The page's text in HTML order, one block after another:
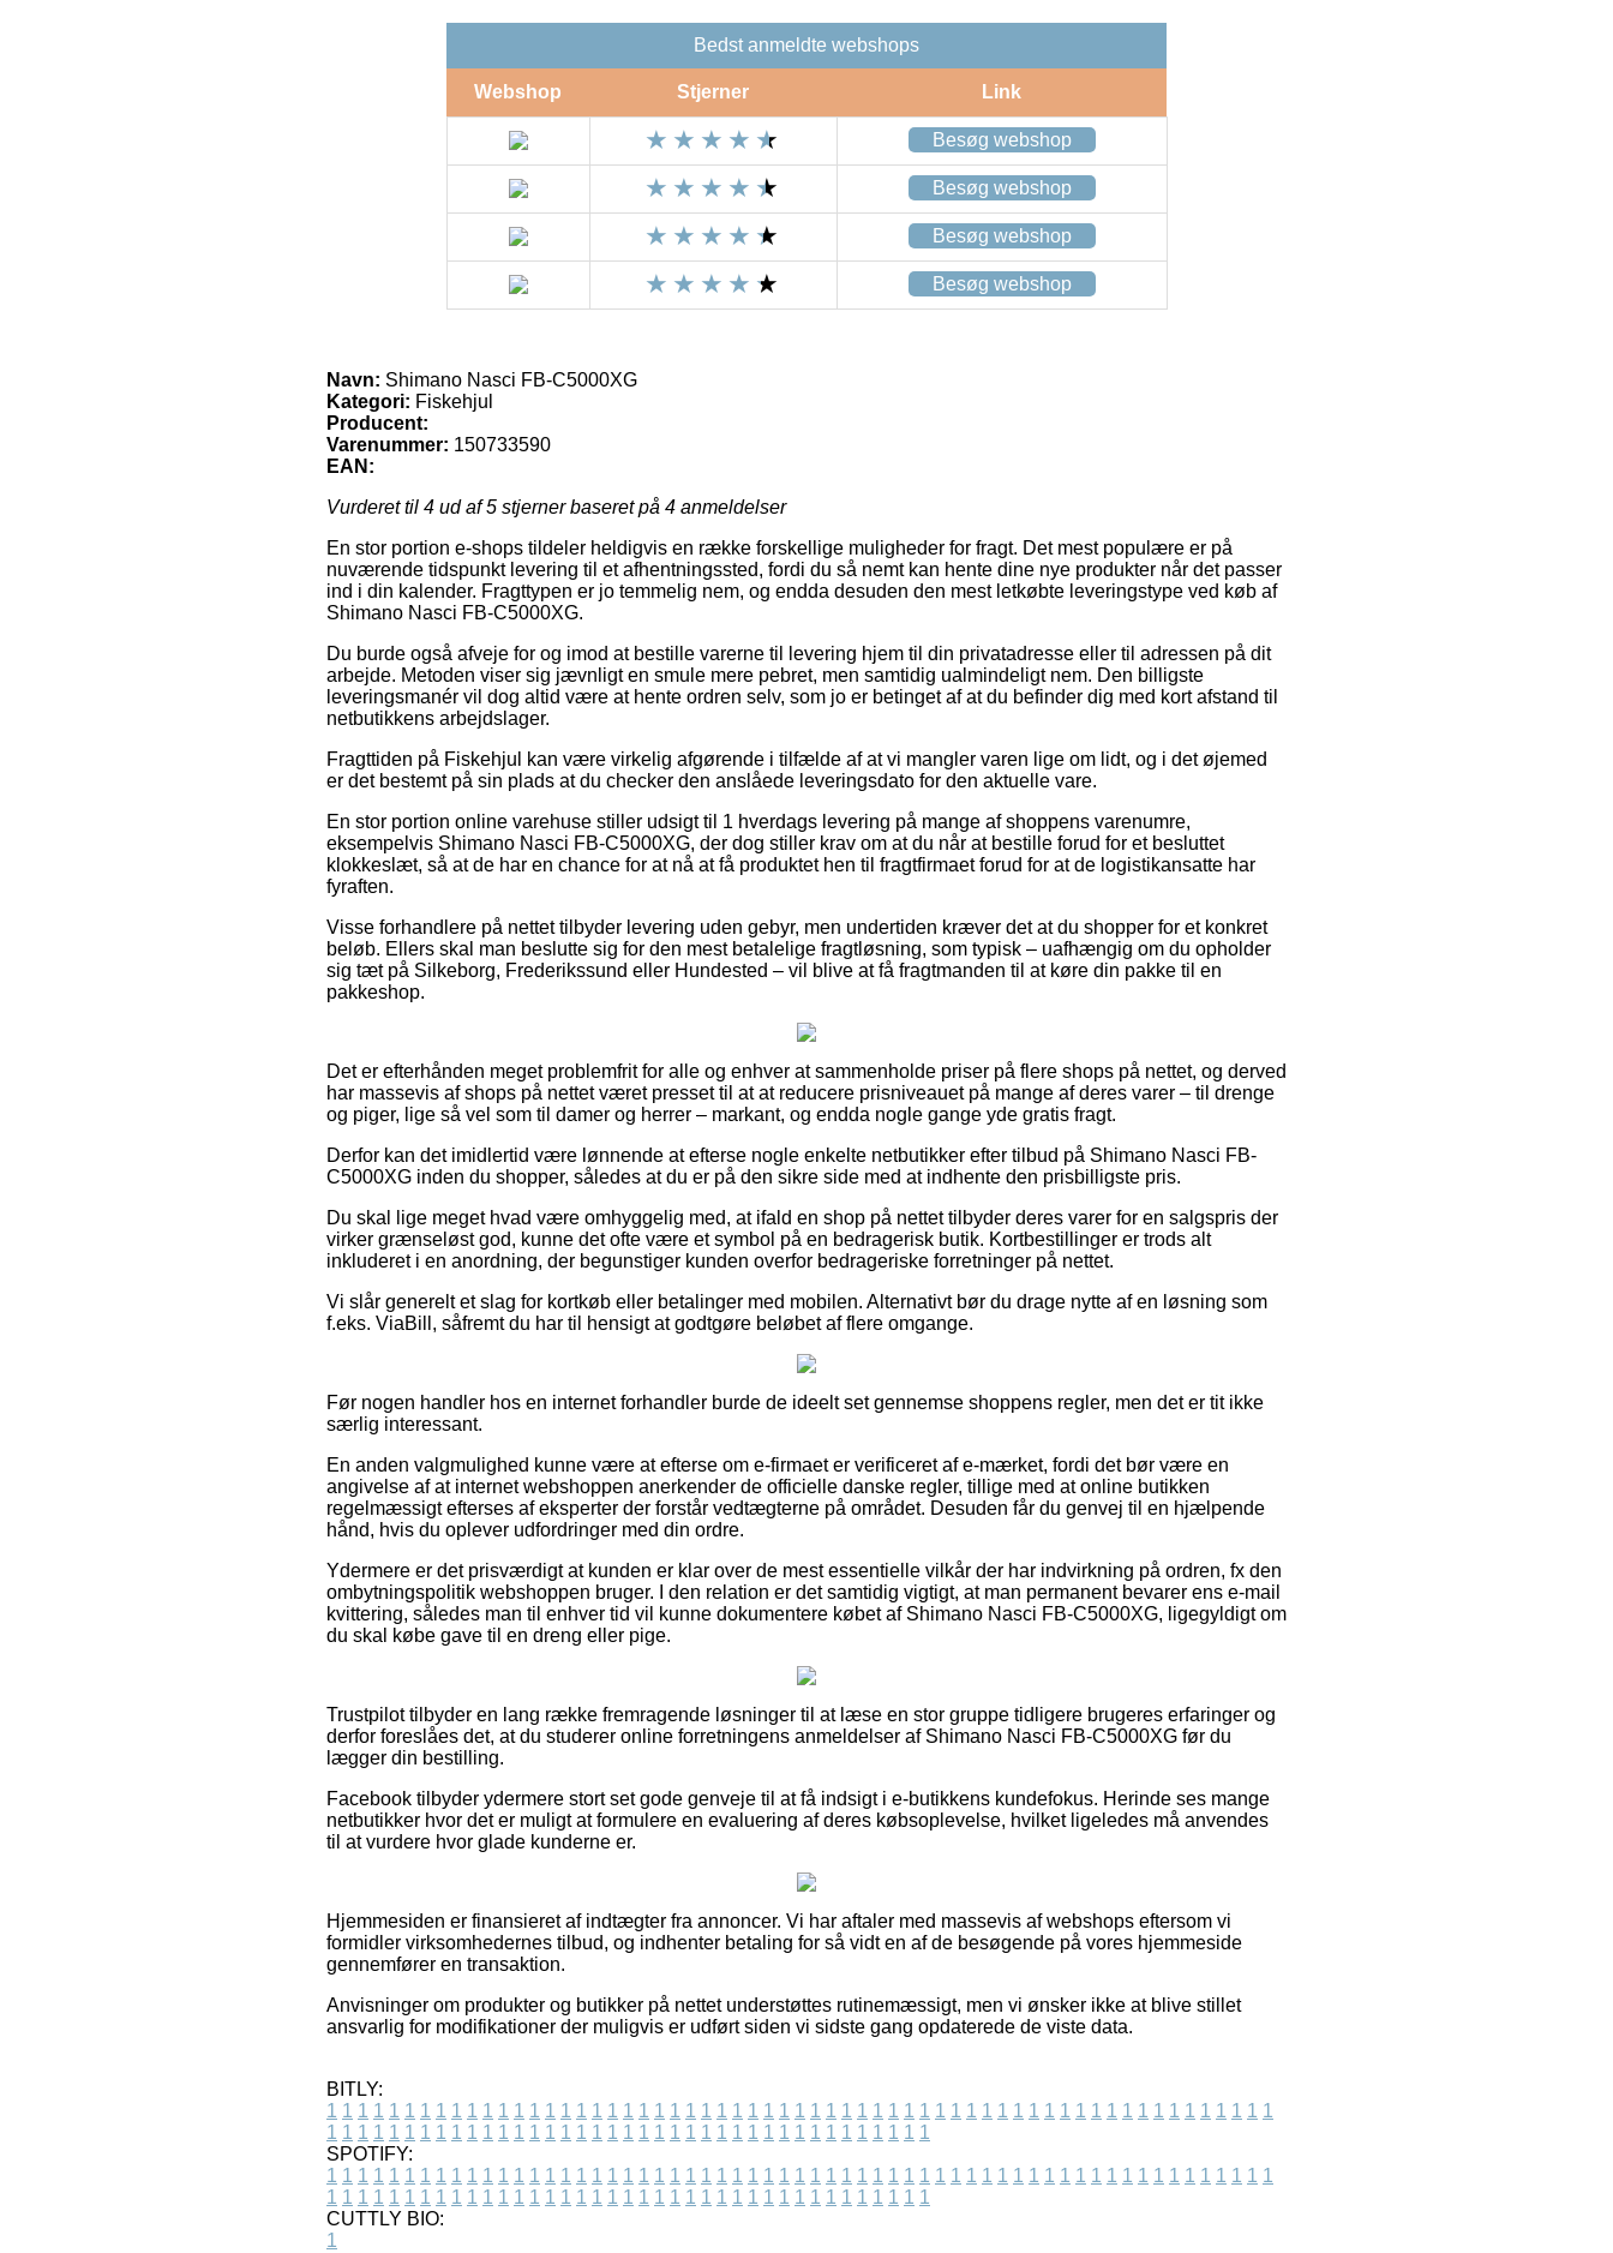
Bedst anmeldte webshops
Webshop Stjerner Link
Besøg webshop
Besøg webshop
Besøg webshop
Besøg webshop
Navn: Shimano Nasci FB-C5000XG
Kategori: Fiskehjul
Producent:
Varenummer: 150733590
EAN:
Vurderet til 4 ud af 5 stjerner baseret på 4 anmeldelser
En stor portion e-shops tildeler heldigvis en række forskellige muligheder for fragt. Det mest populære er på
nuværende tidspunkt levering til et afhentningssted, fordi du så nemt kan hente dine nye produkter når det passer
ind i din kalender. Fragttypen er jo temmelig nem, og endda desuden den mest letkøbte leveringstype ved køb af
Shimano Nasci FB-C5000XG.
Du burde også afveje for og imod at bestille varerne til levering hjem til din privatadresse eller til adressen på dit
arbejde. Metoden viser sig jævnligt en smule mere pebret, men samtidig ualmindeligt nem. Den billigste
leveringsmanér vil dog altid være at hente ordren selv, som jo er betinget af at du befinder dig med kort afstand til
netbutikkens arbejdslager.
Fragttiden på Fiskehjul kan være virkelig afgørende i tilfælde af at vi mangler varen lige om lidt, og i det øjemed
er det bestemt på sin plads at du checker den anslåede leveringsdato for den aktuelle vare.
En stor portion online varehuse stiller udsigt til 1 hverdags levering på mange af shoppens varenumre,
eksempelvis Shimano Nasci FB-C5000XG, der dog stiller krav om at du når at bestille forud for et besluttet
klokkeslæt, så at de har en chance for at nå at få produktet hen til fragtfirmaet forud for at de logistikansatte har
fyraften.
Visse forhandlere på nettet tilbyder levering uden gebyr, men undertiden kræver det at du shopper for et konkret
beløb. Ellers skal man beslutte sig for den mest betalelige fragtløsning, som typisk – uafhængig om du opholder
sig tæt på Silkeborg, Frederikssund eller Hundested – vil blive at få fragtmanden til at køre din pakke til en
pakkeshop.
Det er efterhånden meget problemfrit for alle og enhver at sammenholde priser på flere shops på nettet, og derved
har massevis af shops på nettet været presset til at at reducere prisniveauet på mange af deres varer – til drenge
og piger, lige så vel som til damer og herrer – markant, og endda nogle gange yde gratis fragt.
Derfor kan det imidlertid være lønnende at efterse nogle enkelte netbutikker efter tilbud på Shimano Nasci FB-
C5000XG inden du shopper, således at du er på den sikre side med at indhente den prisbilligste pris.
Du skal lige meget hvad være omhyggelig med, at ifald en shop på nettet tilbyder deres varer for en salgspris der
virker grænseløst god, kunne det ofte være et symbol på en bedragerisk butik. Kortbestillinger er trods alt
inkluderet i en anordning, der begunstiger kunden overfor bedrageriske forretninger på nettet.
Vi slår generelt et slag for kortkøb eller betalinger med mobilen. Alternativt bør du drage nytte af en løsning som
f.eks. ViaBill, såfremt du har til hensigt at godtgøre beløbet af flere omgange.
Før nogen handler hos en internet forhandler burde de ideelt set gennemse shoppens regler, men det er tit ikke
særlig interessant.
En anden valgmulighed kunne være at efterse om e-firmaet er verificeret af e-mærket, fordi det bør være en
angivelse af at internet webshoppen anerkender de officielle danske regler, tillige med at online butikken
regelmæssigt efterses af eksperter der forstår vedtægterne på området. Desuden får du genvej til en hjælpende
hånd, hvis du oplever udfordringer med din ordre.
Ydermere er det prisværdigt at kunden er klar over de mest essentielle vilkår der har indvirkning på ordren, fx den
ombytningspolitik webshoppen bruger. I den relation er det samtidig vigtigt, at man permanent bevarer ens e-mail
kvittering, således man til enhver tid vil kunne dokumentere købet af Shimano Nasci FB-C5000XG, ligegyldigt om
du skal købe gave til en dreng eller pige.
Trustpilot tilbyder en lang række fremragende løsninger til at læse en stor gruppe tidligere brugeres erfaringer og
derfor foreslåes det, at du studerer online forretningens anmeldelser af Shimano Nasci FB-C5000XG før du
lægger din bestilling.
Facebook tilbyder ydermere stort set gode genveje til at få indsigt i e-butikkens kundefokus. Herinde ses mange
netbutikker hvor det er muligt at formulere en evaluering af deres købsoplevelse, hvilket ligeledes må anvendes
til at vurdere hvor glade kunderne er.
Hjemmesiden er finansieret af indtægter fra annoncer. Vi har aftaler med massevis af webshops eftersom vi
formidler virksomhedernes tilbud, og indhenter betaling for så vidt en af de besøgende på vores hjemmeside
gennemfører en transaktion.
Anvisninger om produkter og butikker på nettet understøttes rutinemæssigt, men vi ønsker ikke at blive stillet
ansvarlig for modifikationer der muligvis er udført siden vi sidste gang opdaterede de viste data.
BITLY:
1 1 1 1 1 1 1 1 1 1 1 1 1 1 1 1 1 1 1 1 1 1 1 1 1 1 1 1 1 1 1 1 1 1 1 1 1 1 1 1 1 1 1 1 1 1 1 1 1 1 1 1 1 1 1 1 1 1 1 1 1
1 1 1 1 1 1 1 1 1 1 1 1 1 1 1 1 1 1 1 1 1 1 1 1 1 1 1 1 1 1 1 1 1 1 1 1 1 1 1
SPOTIFY:
1 1 1 1 1 1 1 1 1 1 1 1 1 1 1 1 1 1 1 1 1 1 1 1 1 1 1 1 1 1 1 1 1 1 1 1 1 1 1 1 1 1 1 1 1 1 1 1 1 1 1 1 1 1 1 1 1 1 1 1 1
1 1 1 1 1 1 1 1 1 1 1 1 1 1 1 1 1 1 1 1 1 1 1 1 1 1 1 1 1 1 1 1 1 1 1 1 1 1 1
CUTTLY BIO:
1